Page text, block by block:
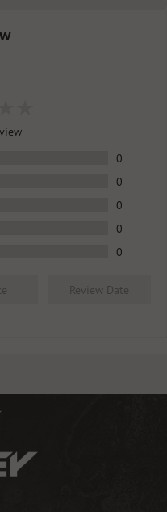
โดยตรง ไม่จำเป็นต้อง
คาร และใช้ได้กับบัตร
สินค้า
Shipping
0
0
0
0
0
Review Date